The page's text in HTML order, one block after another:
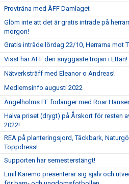
Provträna med ÄFF Damlaget
Glöm inte att det är gratis inträde på
morgon!
Gratis inträde lördag 22/10, Herrarna mot
Visst har ÄFF den snyggaste tröjan i Ettan!
Nätverksträff med Eleanor o Andreas!
Medlemsinfo augusti 2022
Ängelholms FF förlänger med Roar
Halva priset (drygt) på Årskort för resten
2022!
REA på planteringsjord, Täckbark,
Toppdress!
Supporten har semesterstängt!
Emil Karemo presenterar sig själv och